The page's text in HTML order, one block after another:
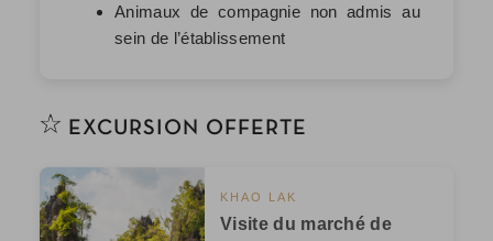
Animaux de compagnie non admis au
sein de l’établissement
EXCURSION OFFERTE
KHAO LAK
Visite du marché de